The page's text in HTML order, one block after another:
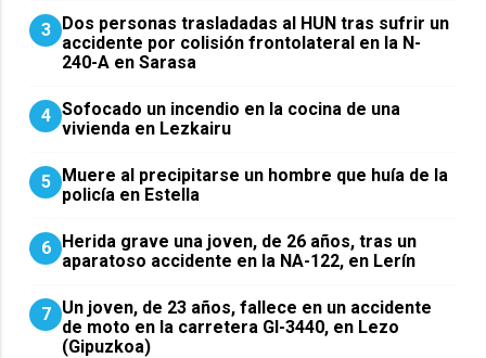
3 ​Dos personas trasladadas al HUN tras sufrir un
accidente por colisión frontolateral en la N-
240-A en Sarasa
4 Sofocado un incendio en la cocina de una
vivienda en Lezkairu
5 Muere al precipitarse un hombre que huía de la
policía en Estella
6 Herida grave una joven, de 26 años, tras un
aparatoso accidente en la NA-122, en Lerín
7 Un joven, de 23 años, fallece en un accidente
de moto en la carretera GI-3440, en Lezo
(Gipuzkoa)